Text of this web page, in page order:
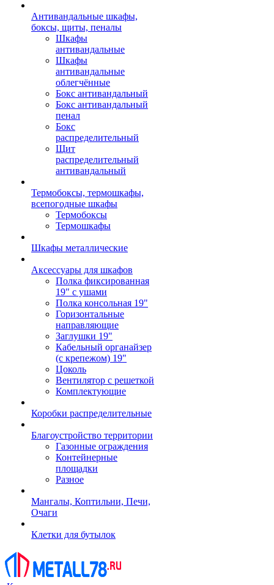
Антивандальные шкафы,
боксы, щиты, пеналы
Шкафы
антивандальные
Шкафы
антивандальные
облегчённые
Бокс антивандальный
Бокс антивандальный
пенал
Бокс
распределительный
Щит
распределительный
антивандальный
Термобоксы, термошкафы,
всепогодные шкафы
Термобоксы
Термошкафы
Шкафы металлические
Аксессуары для шкафов
Полка фиксированная
19" с ушами
Полка консольная 19"
Горизонтальные
направляющие
Заглушки 19"
Кабельный органайзер
(с крепежом) 19"
Цоколь
Вентилятор с решеткой
Комплектующие
Коробки распределительные
Благоустройство территории
Газонные ограждения
Контейнерные
площадки
Разное
Мангалы, Коптильни, Печи,
Очаги
Клетки для бутылок